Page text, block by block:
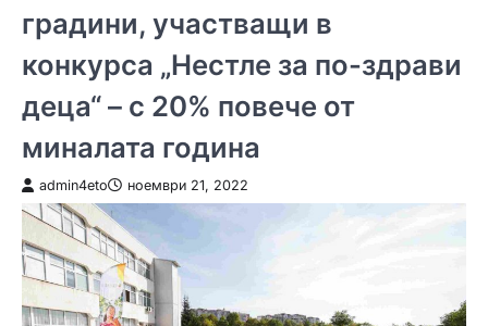
градини, участващи в
конкурса „Нестле за по-здрави
деца“ – с 20% повече от
миналата година
admin4eto ноември 21, 2022